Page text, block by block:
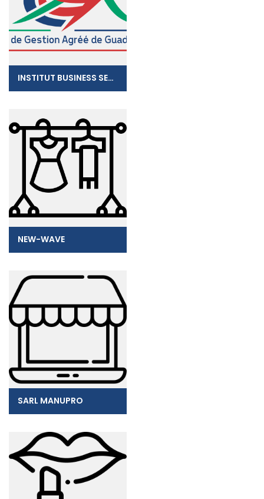
INSTITUT BUSINESS SERVICES
NEW-WAVE
SARL MANUPRO